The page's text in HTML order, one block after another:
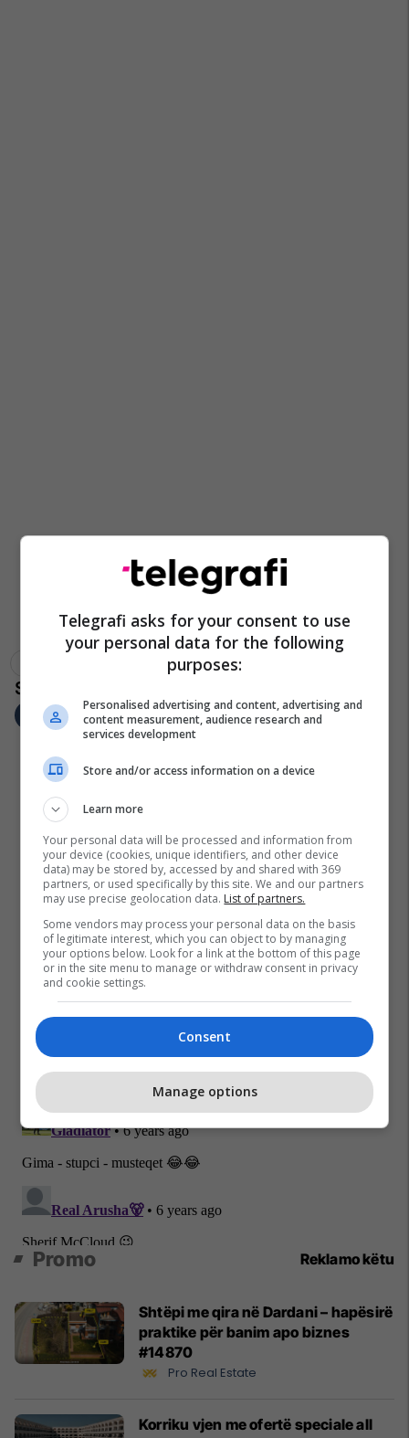
Avdullah Hoti
Promo Reklamo këtu
Shtëpi me qira në Dardani – hapësirë
praktike për banim apo biznes
#14870
Pro Real Estate
Korriku vjen me ofertë speciale all
Telegrafi asks for your consent to use
your personal data for the following
purposes:
Personalised advertising and content, advertising and
content measurement, audience research and
services development
Store and/or access information on a device
Learn more
Your personal data will be processed and information from
your device (cookies, unique identifiers, and other device
data) may be stored by, accessed by and shared with 369
partners, or used specifically by this site. We and our partners
may use precise geolocation data. List of partners.
Some vendors may process your personal data on the basis
of legitimate interest, which you can object to by managing
your options below. Look for a link at the bottom of this page
or in the site menu to manage or withdraw consent in privacy
and cookie settings.
Consent
Manage options